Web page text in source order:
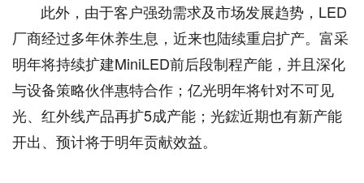
此外，由于客户强劲需求及市场发展趋势，LED
厂商经过多年休养生息，近来也陆续重启扩产。富采
明年将持续扩建MiniLED前后段制程产能，并且深化
与设备策略伙伴惠特合作；亿光明年将针对不可见
光、红外线产品再扩5成产能；光鋐近期也有新产能
开出、预计将于明年贡献效益。